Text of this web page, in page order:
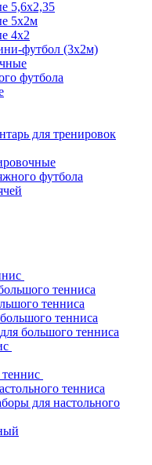
5,6х2,35
5х2м
4х2
футбол (3х2м)
футбола
для тренировок
футбола
тенниса
тенниса
тенниса
большого тенниса
тенниса
для настольного